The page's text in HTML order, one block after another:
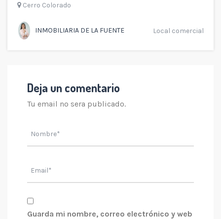
Cerro Colorado
INMOBILIARIA DE LA FUENTE Local comercial
Deja un comentario
Tu email no sera publicado.
Guarda mi nombre, correo electrónico y web